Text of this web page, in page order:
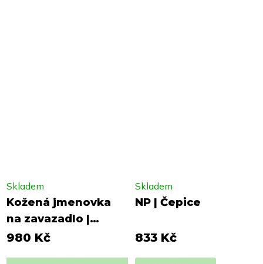
Kožená jmenovka
na zavazadlo |
Buttero
Skladem
980 Kč
NP | Čepice
Skladem
833 Kč